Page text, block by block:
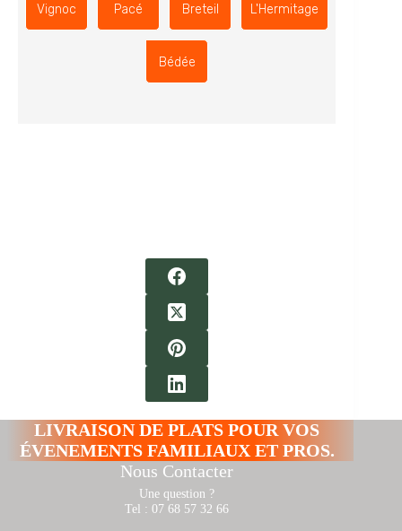
Vignoc Pacé Breteil L'Hermitage
Bédée
LIVRAISON DE PLATS POUR VOS
ÉVENEMENTS FAMILIAUX ET PROS.
Nous Contacter
Une question ?
Tel : 07 68 57 32 66